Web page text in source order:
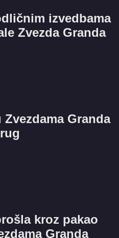
izvedbama
Zvezda Granda
Granda
kroz pakao
Granda